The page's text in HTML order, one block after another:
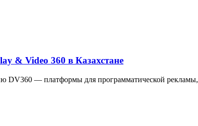
& Video 360 в Казахстане
DV360 — платформы для программатической